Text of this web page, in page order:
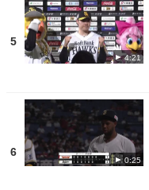
5
4:21
6
0:25